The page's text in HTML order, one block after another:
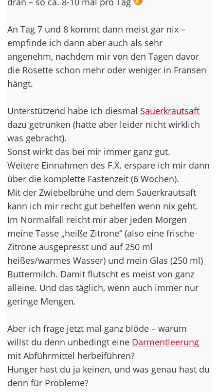
An Tag 7 und 8 kommt dann meist gar nix –
empfinde ich dann aber auch als sehr
angenehm, nachdem mir von den Tagen davor
die Rosette schon mehr oder weniger in Fransen
hängt.
Unterstützend habe ich diesmal Sauerkrautsaft
dazu getrunken (hatte aber leider nicht wirklich
was gebracht).
Sonst wirkt das bei mir immer ganz gut.
Weitere Einnahmen des F.X. erspare ich mir dann
über die komplette Fastenzeit (6 Wochen).
Mit der Zwiebelbrühe und dem Sauerkrautsaft
kann ich mir recht gut behelfen wenn nix geht.
Im Normalfall reicht mir aber jeden Morgen
meine Tasse „heiße Zitrone“ (also eine frische
Zitrone ausgepresst und auf 250 ml
heißes/warmes Wasser) und mein Glas (250 ml)
Buttermilch. Damit flutscht es meist von ganz
alleine. Und das täglich, wenn auch immer nur
geringe Mengen.
Aber ich frage jetzt mal ganz blöde – warum
willst du denn unbedingt eine Darmentleerung
mit Abführmittel herbeiführen?
Hunger hast du ja keinen, und was genau hast du
denn für Probleme?